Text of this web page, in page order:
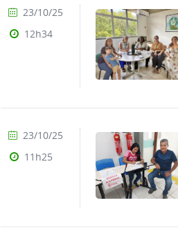
23/10/25
12h34
23/10/25
11h25